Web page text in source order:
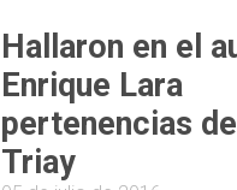
Hallaron en el
Enrique Lara
pertenencias
Triay